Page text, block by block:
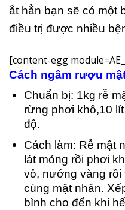
ắt hẳn bạn sẽ có một
điều trị được nhiều
[content-egg
Cách ngâm rượu
Chuẩn bị: 1kg rễ
rừng phơi khô,10
độ.
Cách làm: Rễ mật
lát mỏng rồi phơi
vỏ, nướng vàng rồi
cùng mật nhân.
bình cho đến khi